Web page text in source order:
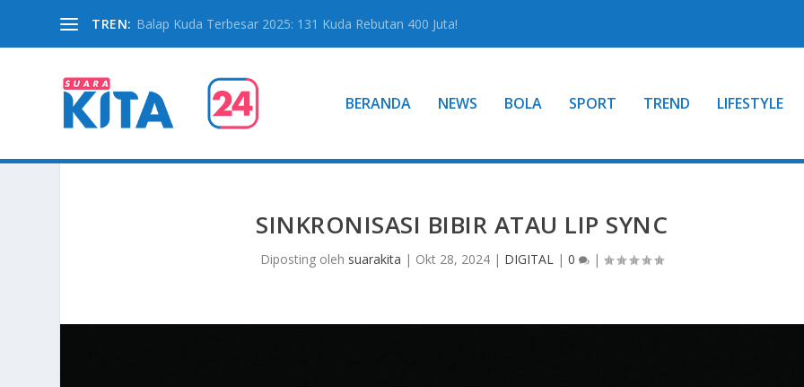
TREN: Balap Kuda Terbesar 2025: 131 Kuda Rebutan 400 Juta!
BERANDA NEWS BOLA SPORT TREND LIFESTYLE
SINKRONISASI BIBIR ATAU LIP SYNC
Diposting oleh suarakita | Okt 28, 2024 | DIGITAL |0 |